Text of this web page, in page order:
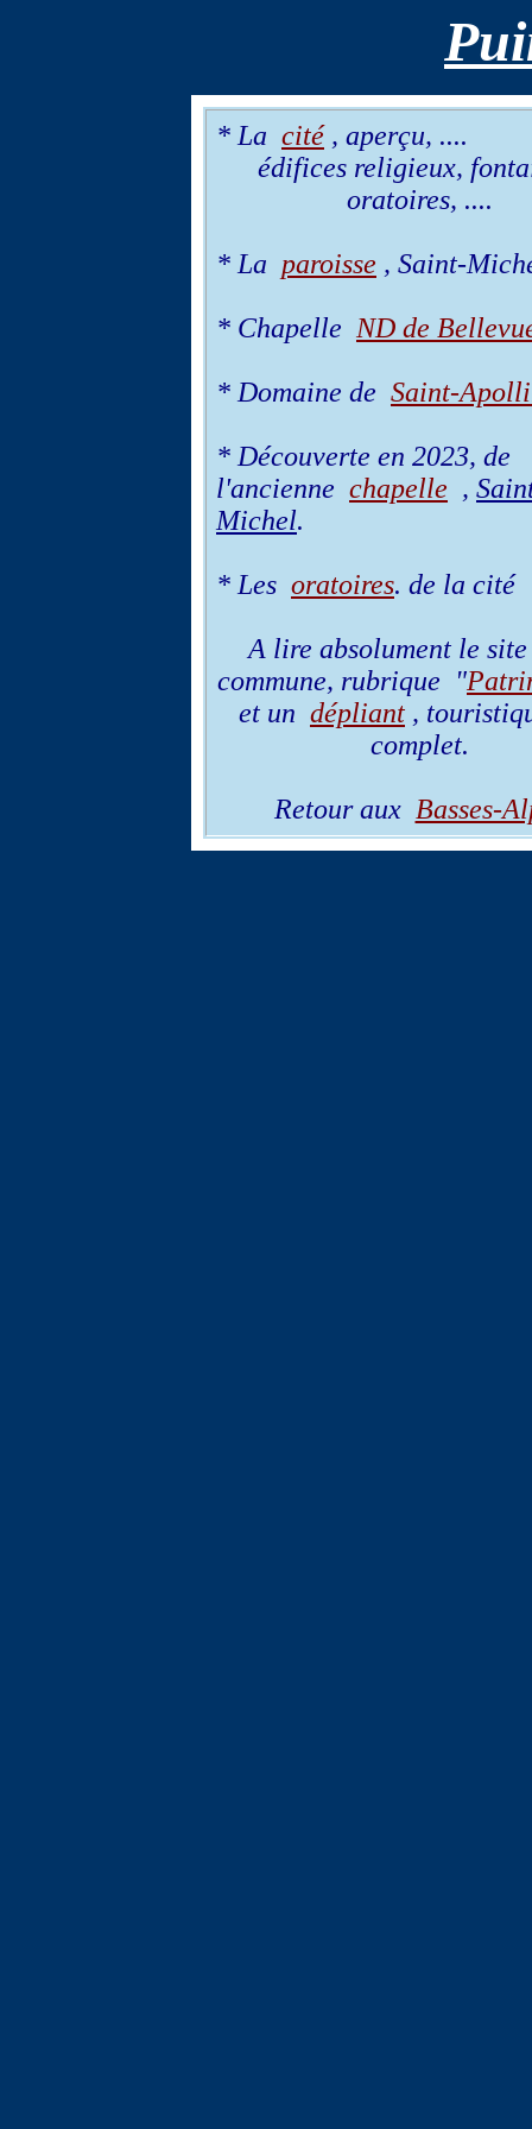
* La cité, aperçu, ....
édifices religieux,
oratoires, ....
* La paroisse , Saint-
* Chapelle ND de
* Domaine de Saint-
* Découverte en 2023, de
l'ancienne chapelle ,
Michel.
* Les oratoires. de la cité
A lire absolument le
commune, rubrique "
et un dépliant ,
complet.
Retour aux Basses-